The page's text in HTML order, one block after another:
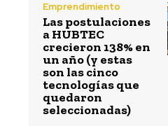
Emprendimiento
Las postulaciones
a HUBTEC
crecieron 138% en
un año (y estas
son las cinco
tecnologías que
quedaron
seleccionadas)